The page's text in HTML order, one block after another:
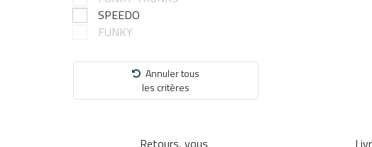
SPEEDO
FUNKY
Annuler tous
les critères
Retours, vous